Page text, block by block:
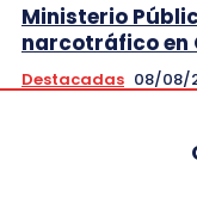
Ministerio
narcotráfico en
Destacadas 08/08/